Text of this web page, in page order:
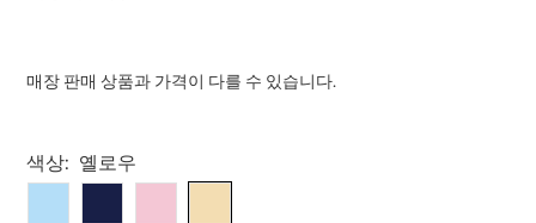
매장 판매 상품과 가격이 다를 수 있습니다.
Select product
색상: 옐로우